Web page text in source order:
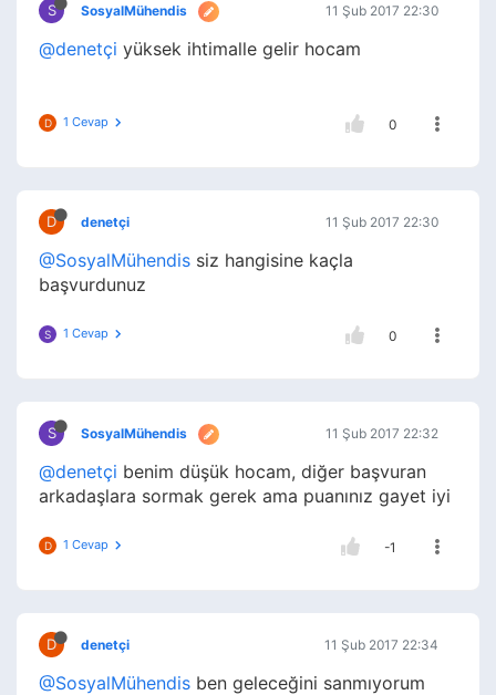
S SosyalMühendis 11 Şub 2017 22:30
@denetçi yüksek ihtimalle gelir hocam
D 1 Cevap 0
D denetçi 11 Şub 2017 22:30
@SosyalMühendis siz hangisine kaçla
başvurdunuz
S 1 Cevap 0
S SosyalMühendis 11 Şub 2017 22:32
@denetçi benim düşük hocam, diğer başvuran
arkadaşlara sormak gerek ama puanınız gayet iyi
D 1 Cevap -1
D denetçi 11 Şub 2017 22:34
@SosyalMühendis ben geleceğini sanmıyorum